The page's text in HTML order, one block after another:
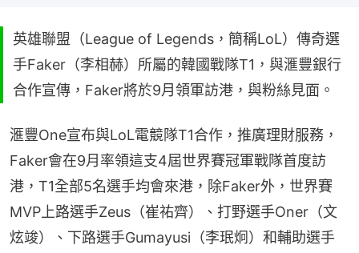
英雄聯盟（League of Legends，簡稱LoL）傳奇選
手Faker（李相赫）所屬的韓國戰隊T1，與滙豐銀行
合作宣傳，Faker將於9月領軍訪港，與粉絲見面。
滙豐One宣布與LoL電競隊T1合作，推廣理財服務，
Faker會在9月率領這支4屆世界賽冠軍戰隊首度訪
港，T1全部5名選手均會來港，除Faker外，世界賽
MVP上路選手Zeus（崔祐齊）、打野選手Oner（文
炫竣）、下路選手Gumayusi（李珉炯）和輔助選手